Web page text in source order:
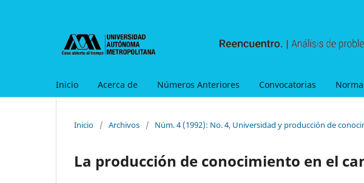
Inicio Acerca de Números Anteriores Convocatorias
Inicio / Archivos / Núm. 4 (1992): No. 4, Universidad y producción de
La producción de conocimiento en el